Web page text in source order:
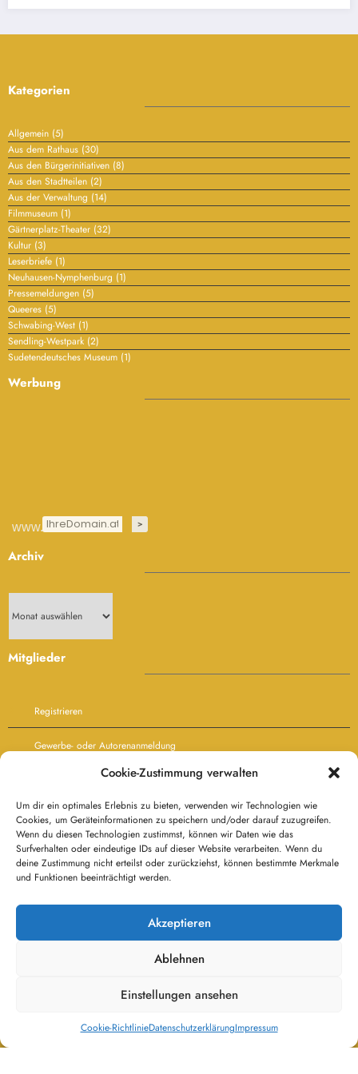
Cookie-Zustimmung verwalten
Um dir ein optimales Erlebnis zu bieten, verwenden wir Technologien wie
Cookies, um Geräteinformationen zu speichern und/oder darauf zuzugreifen.
Wenn du diesen Technologien zustimmst, können wir Daten wie das
Surfverhalten oder eindeutige IDs auf dieser Website verarbeiten. Wenn du
deine Zustimmung nicht erteilst oder zurückziehst, können bestimmte Merkmale
und Funktionen beeinträchtigt werden.
Akzeptieren
Ablehnen
Einstellungen ansehen
Cookie-RichtlinieDatenschutzerklärungImpressum
Kategorien
Allgemein
(5)
Aus dem Rathaus
Aus den Stadtteilen
Aus der Verwaltung(14)
Filmmuseum(1)
Gärtnerplatz-Theater (32)
Kultur(3)
Leserbriefe(1)
Neuhausen-Nymphenburg
Pressemeldungen
Queeres(5)
Schwabing-West(1)
Sendling-Westpark(2)
Sudetendeutsches Museum
Werbung
Archiv
Registrieren
Einloggen
Passwort ändern
Agb’s
Besucher:
Besucher heute:
Besucher gestern: